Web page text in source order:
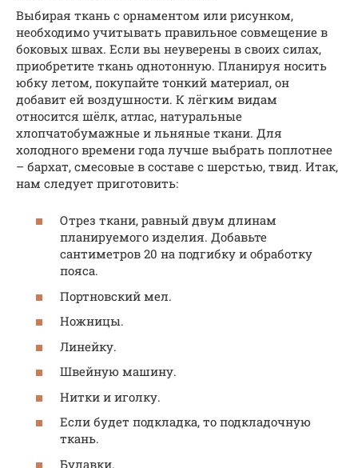
Выбирая ткань с орнаментом или рисунком,
необходимо учитывать правильное совмещение в
боковых швах. Если вы неуверены в своих силах,
приобретите ткань однотонную. Планируя носить
юбку летом, покупайте тонкий материал, он
добавит ей воздушности. К лёгким видам
относится шёлк, атлас, натуральные
хлопчатобумажные и льняные ткани. Для
холодного времени года лучше выбрать поплотнее
– бархат, смесовые в составе с шерстью, твид. Итак,
нам следует приготовить:
Отрез ткани, равный двум длинам
планируемого изделия. Добавьте
сантиметров 20 на подгибку и обработку
пояса.
Портновский мел.
Ножницы.
Линейку.
Швейную машину.
Нитки и иголку.
Если будет подкладка, то подкладочную
ткань.
Булавки.